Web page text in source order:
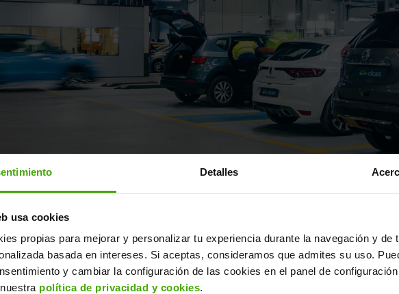
Detalles
usa cookies
propias para mejorar y personalizar tu experiencia durante la navegación y de
basada en intereses. Si aceptas, consideramos que admites su uso.
y cambiar la configuración de las cookies en el panel de
política de privacidad y cookies.
la mayor fábrica de reacondicionamiento
no es un coche de segunda mano "como cualquier otro": supera una
con los estándares del fabricante y se reacondiciona en nuestra fábrica